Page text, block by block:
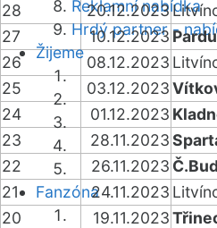
Reklamní nabídka
Hrdý partner -
Žijeme
Fanzóna
28
20.12.2023
27
10.12.2023
26
08.12.2023
25
03.12.2023
24
01.12.2023
23
28.11.2023
22
26.11.2023
21
24.11.2023
20
19.11.2023